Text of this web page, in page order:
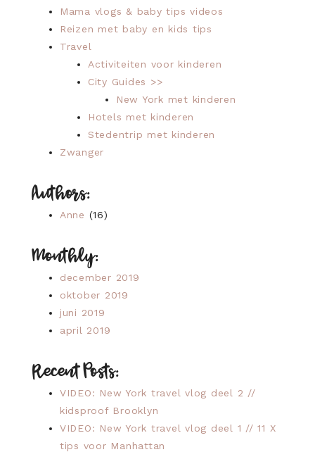
Mama vlogs & baby tips videos
Reizen met baby en kids tips
Travel
Activiteiten voor kinderen
City Guides >>
New York met kinderen
Hotels met kinderen
Stedentrip met kinderen
Zwanger
Authors:
Anne (16)
Monthly:
december 2019
oktober 2019
juni 2019
april 2019
Recent Posts:
VIDEO: New York travel vlog deel 2 //
kidsproof Brooklyn
VIDEO: New York travel vlog deel 1 // 11 X
tips voor Manhattan